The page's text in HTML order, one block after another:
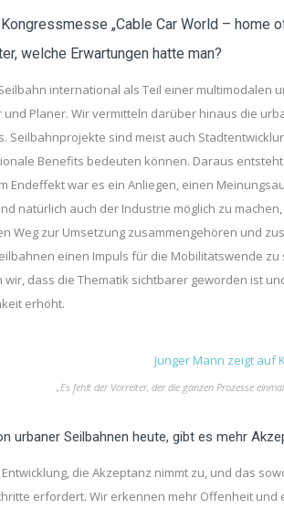
„Cable Car World – home
welche Erwartungen hatte man?
international als Teil einer multimodalen
Planer. Wir vermitteln darüber hinaus die
Seilbahnprojekte sind meist auch
Benefits bedeuten können. Daraus
Endeffekt war es ein Anliegen, einen
natürlich auch der Industrie möglich zu
Weg zur Umsetzung zusammengehören und
einen Impuls für die Mobilitätswende
dass die Thematik sichtbarer geworden ist
erhöht.
„Es fehlt der Vorreiter, der die ganzen Prozesse
urbaner Seilbahnen heute, gibt es mehr
die Akzeptanz nimmt zu, und das
erfordert. Wir erkennen mehr Offenheit